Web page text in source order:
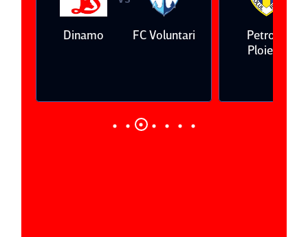
Dinamo FC Voluntari
Petrolul
Ploieşti